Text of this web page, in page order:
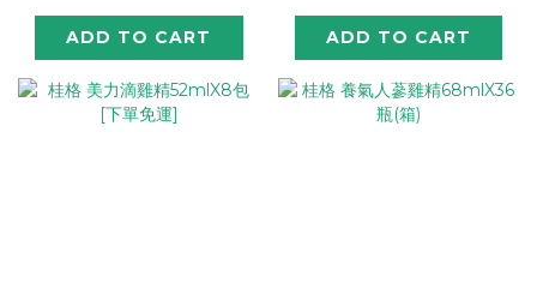
ADD TO CART ADD TO CART